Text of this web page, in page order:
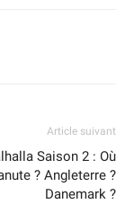
Article suivant
Saison 2 : Où
? Angleterre ?
Danemark ?